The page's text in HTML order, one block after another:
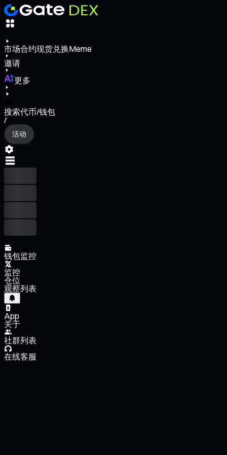
市场合约现货兑换Meme
邀请
更多
搜索代币/钱包
/
活动
钱包监控
监控
仓位
观察列表
App
关于
社群列表
在线客服